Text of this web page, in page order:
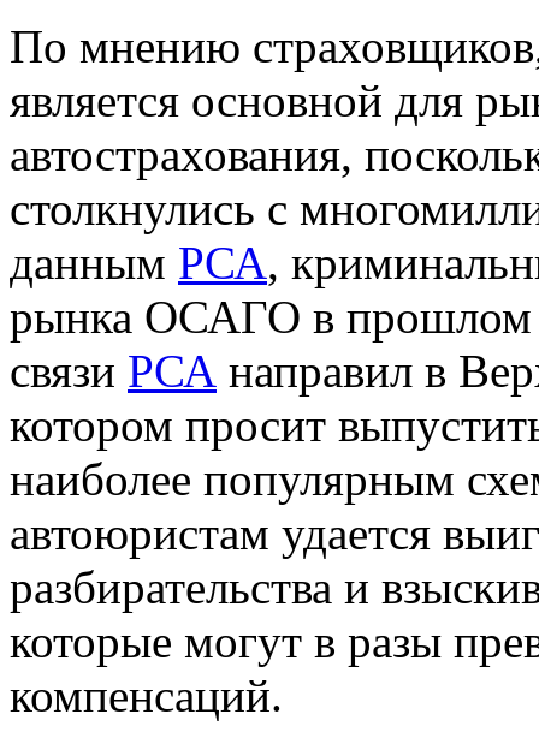
По мнению
является основной для
автострахования,
столкнулись с
данным РСА,
рынка ОСАГО в прошлом
связи РСА направил в
котором просит
наиболее популярным
автоюристам удается
разбирательства и
которые могут в разы
компенсаций.